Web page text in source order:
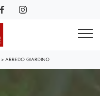
> ARREDO GIARDINO